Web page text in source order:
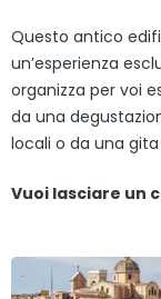
Questo antico
un’esperienza
organizza per voi
da una
locali o da una
Vuoi lasciare un